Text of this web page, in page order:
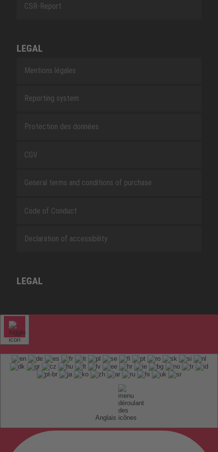
CSR-Report
LEGAL
Mentions légales
Reporting system
Protection des données
CGV
General terms and conditions of purchase
Code of Conduct
Declaration of accessibility
LEGAL
Anglais